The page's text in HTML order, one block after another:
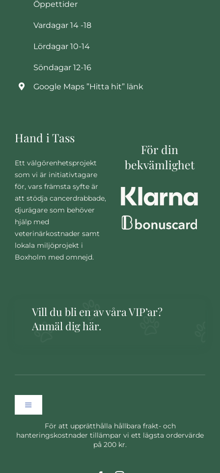
Öppettider
Vardagar 14 -18
Lördagar 10-14
Söndagar 12-16
Google Maps ”Hitta hit” länk
Hand i Tass
Ett välgörenhetsprojekt
som vi är initiativtagare
för, vars främsta syfte är
att stödja cancerdrabbade,
djurägare som behöver
hjälp med
veterinärkostnader samt
lokala miljöprojekt i
Boxholm med omnejd.
För din
bekvämlighet
Vill du bli en av våra VIP’ar?
Anmäl dig här.
Toggle
HemFör att upprätthålla hållbara frakt- och
hanteringskostnader tillämpar vi ett lägsta ordervärde
på 200 kr.